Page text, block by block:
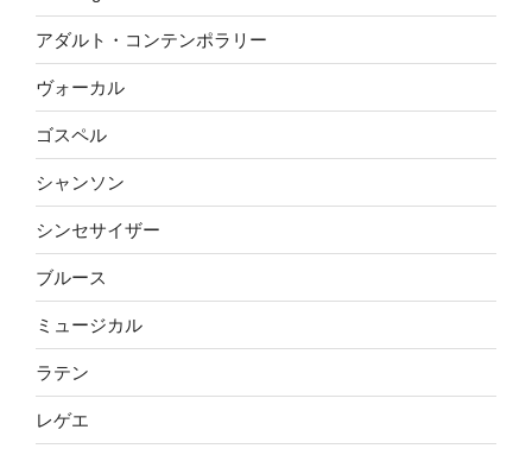
アダルト・コンテンポラリー
ヴォーカル
ゴスペル
シャンソン
シンセサイザー
ブルース
ミュージカル
ラテン
レゲエ